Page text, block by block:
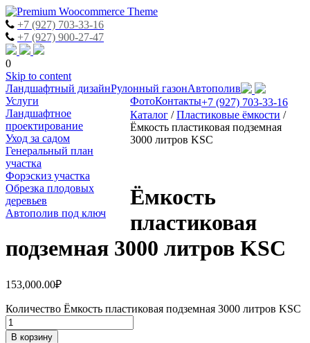
+7 (927) 703-33-16
+7 (927) 900-27-47
0
Skip to content
Ландшафтный дизайнРулонный газонАвтополив
Услуги
Ландшафтное
проектирование
Уход за садом
Генеральный план
участка
Форэскиз участка
Обрезка плодовых
деревьев
Автополив под ключ
ФотоКонтакты+7 (927) 703-33-16
Каталог /Пластиковые ёмкости /
Ёмкость пластиковая подземная
3000 литров KSC
Ёмкость
пластиковая
подземная 3000 литров KSC
153,000.00₽
Количество Ёмкость пластиковая подземная 3000 литров KSC
В корзину